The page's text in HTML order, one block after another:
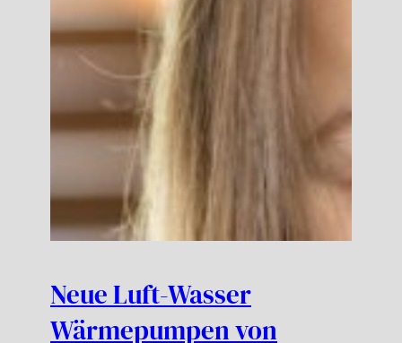
Neue Luft-Wasser
Wärmepumpen von